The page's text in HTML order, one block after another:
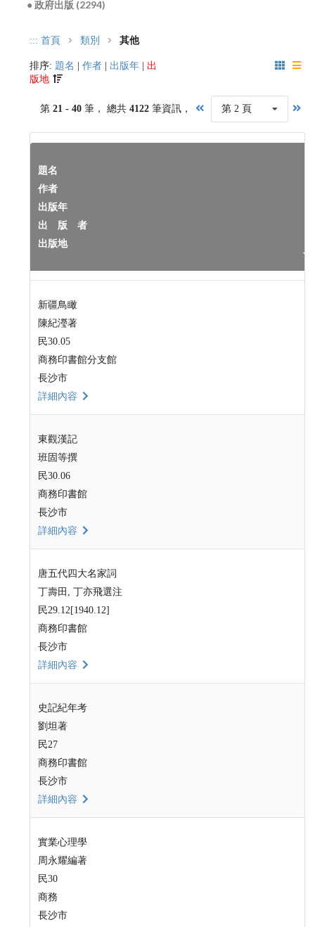
● 政府出版 (2294)
::: 首頁 類別 其他
排序: 題名 作者 出版年
出
版地
第 21 - 40 筆， 總共 4122筆資訊， 第 2 頁
題名
作者
出版年
出 版 者
出版地
新疆鳥瞰
陳紀瀅著
民30.05
商務印書館分支館
長沙市
詳細內容
東觀漢記
班固等撰
民30.06
商務印書館
長沙市
詳細內容
唐五代四大名家詞
丁壽田, 丁亦飛選注
民29.12[1940.12]
商務印書館
長沙市
詳細內容
史記紀年考
劉坦著
民27
商務印書館
長沙市
詳細內容
實業心理學
周永耀編著
民30
商務
長沙市